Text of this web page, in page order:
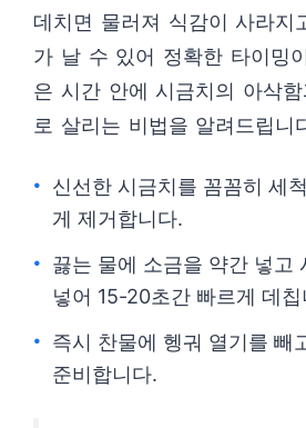
데치면 물러져 식감이 사라지
가 날 수 있어 정확한 타이밍
은 시간 안에 시금치의 아삭
로 살리는 비법을 알려드립니
신선한 시금치를 꼼꼼히 세
게 제거합니다.
끓는 물에 소금을 약간 넣고
넣어 15-20초간 빠르게 데칩
즉시 찬물에 헹궈 열기를 빼
준비합니다.